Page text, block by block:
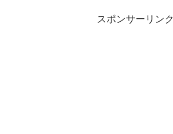
スポンサーリンク